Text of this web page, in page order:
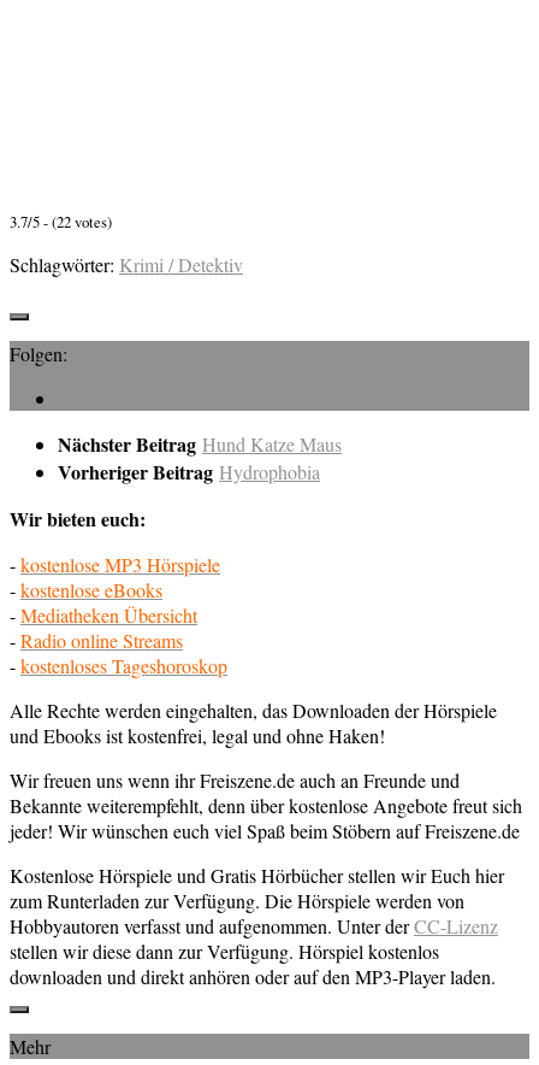
3.7/5 - (22 votes)
Schlagwörter: Krimi / Detektiv
Folgen:
Nächster Beitrag Hund Katze Maus
Vorheriger Beitrag Hydrophobia
Wir bieten euch:
-kostenlose MP3 Hörspiele
-kostenlose eBooks
-Mediatheken Übersicht
-Radio online Streams
-kostenloses Tageshoroskop
Alle Rechte werden eingehalten, das Downloaden der Hörspiele
und Ebooks ist kostenfrei, legal und ohne Haken!
Wir freuen uns wenn ihr Freiszene.de auch an Freunde und
Bekannte weiterempfehlt, denn über kostenlose Angebote freut sich
jeder! Wir wünschen euch viel Spaß beim Stöbern auf Freiszene.de
Kostenlose Hörspiele und Gratis Hörbücher stellen wir Euch hier
zum Runterladen zur Verfügung. Die Hörspiele werden von
Hobbyautoren verfasst und aufgenommen. Unter derCC-Lizenz
stellen wir diese dann zur Verfügung. Hörspiel kostenlos
downloaden und direkt anhören oder auf den MP3-Player laden.
Mehr